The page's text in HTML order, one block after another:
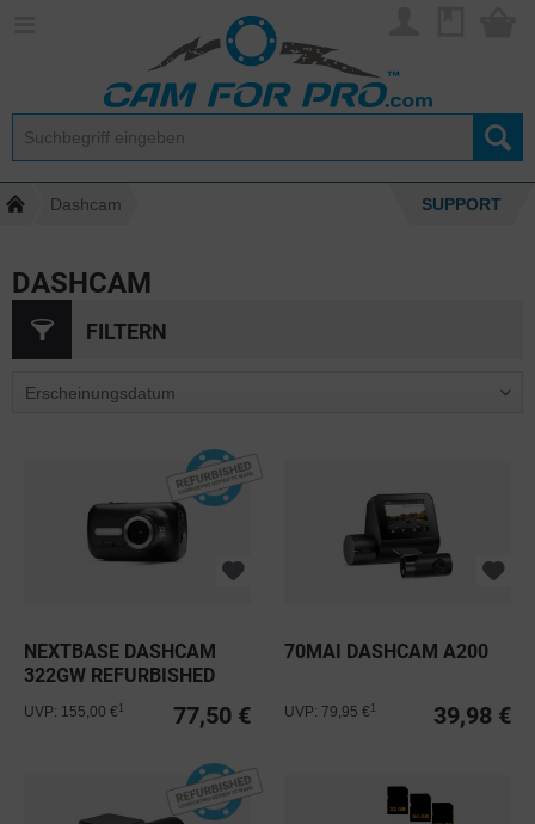
Dashcam SUPPORT
DASHCAM
FILTERN
NEXTBASE DASHCAM
322GW REFURBISHED
77,50 €
UVP: 155,00 €
70MAI DASHCAM A200
39,98 €
UVP: 79,95 €